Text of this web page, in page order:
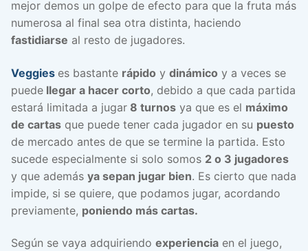
mejor demos un golpe de efecto para que la fruta más
numerosa al final sea otra distinta, haciendo
fastidiarse al resto de jugadores.
Veggies es bastante rápido y dinámico y a veces se
puede llegar a hacer corto, debido a que cada partida
estará limitada a jugar 8 turnos ya que es el máximo
de cartas que puede tener cada jugador en su puesto
de mercado antes de que se termine la partida. Esto
sucede especialmente si solo somos 2 o 3 jugadores
y que además ya sepan jugar bien. Es cierto que nada
impide, si se quiere, que podamos jugar, acordando
previamente, poniendo más cartas.
Según se vaya adquiriendo experiencia en el juego,